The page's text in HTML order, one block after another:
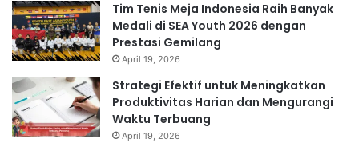
Tim Tenis Meja Indonesia Raih Banyak
Medali di SEA Youth 2026 dengan
Prestasi Gemilang
April 19, 2026
Strategi Efektif untuk Meningkatkan
Produktivitas Harian dan Mengurangi
Waktu Terbuang
April 19, 2026